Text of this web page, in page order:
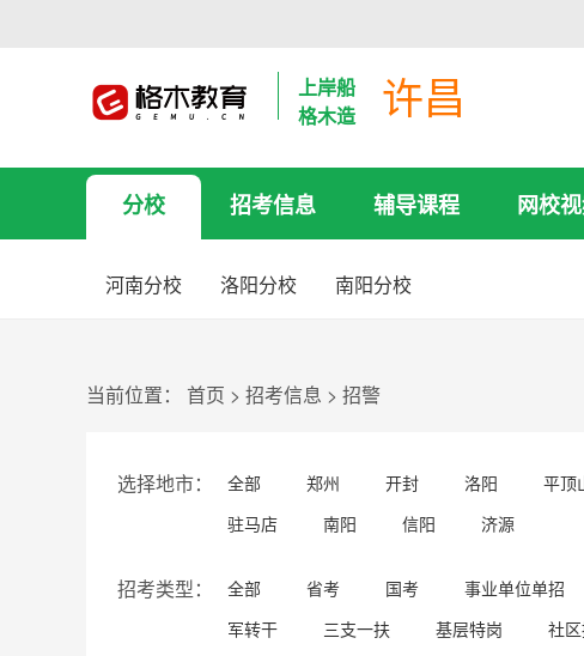
上岸船
格木造
许昌
分校 招考信息 辅导课程 网校
河南分校 洛阳分校 南阳分校
当前位置： 首页 > 招考信息 > 招警
选择地市： 全部 郑州 开封 洛阳 平顶
驻马店
南阳 信阳 济源
招考类型： 全部 省考 国考 事业单位单招
军转干
三支一扶 基层特岗 社